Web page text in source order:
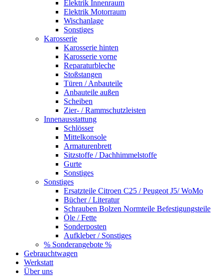
Elektrik Innenraum
Elektrik Motorraum
Wischanlage
Sonstiges
Karosserie
Karosserie hinten
Karosserie vorne
Reparaturbleche
Stoßstangen
Türen / Anbauteile
Anbauteile außen
Scheiben
Zier- / Rammschutzleisten
Innenausstattung
Schlösser
Mittelkonsole
Armaturenbrett
Sitzstoffe / Dachhimmelstoffe
Gurte
Sonstiges
Sonstiges
Ersatzteile Citroen C25 / Peugeot J5/ WoMo
Bücher / Literatur
Schrauben Bolzen Normteile Befestigungsteile
Öle / Fette
Sonderposten
Aufkleber / Sonstiges
% Sonderangebote %
Gebrauchtwagen
Werkstatt
Über uns